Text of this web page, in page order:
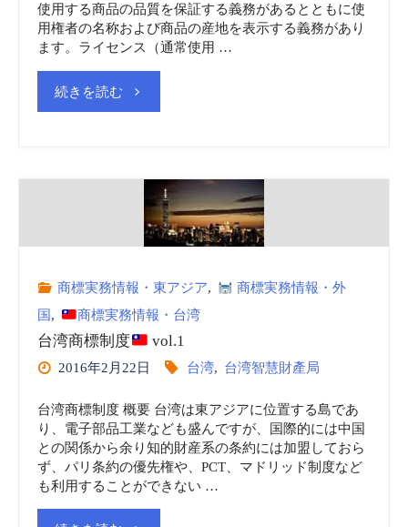
国
行）"
使用する商品の品質を保証する義務があるとともに使
用権者の名称および商品の産地を表示する義務があり
ます。ライセンス（通常使用 …
続きを読む"中
度
vol.2"
商標実務情報・東アジア,
商標実務情報・外
国 , 商標実務情報・台湾
台湾商標制度 vol.1
2016年2月22日 台湾, 台湾智慧財產局
台湾商標制度 概要 台湾は東アジアに位置する島であ
り、電子部品工業なども盛んですが、国際的には中国
との関係から余り知的財産系の条約には加盟しておら
ず、パリ条約の優先権や、PCT、マドリッド制度など
も利用することができない …